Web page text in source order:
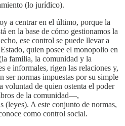
(lo jurídico).
a centrar en el último, porque la
en la base de cómo gestionamos la
ese control se puede llevar a
quien posee el monopolio en
familia, la comunidad y la
e informales, rigen las relaciones y,
ser normas impuestas por su simple
voluntad de quien ostenta el poder
de la comunidad—,
(leyes). A este conjunto de normas,
como control social.